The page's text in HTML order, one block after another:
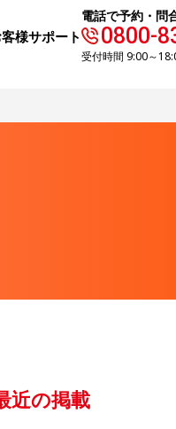
様サポート
電話で予約・問
0800-
受付時間 9:00～
近の掲載